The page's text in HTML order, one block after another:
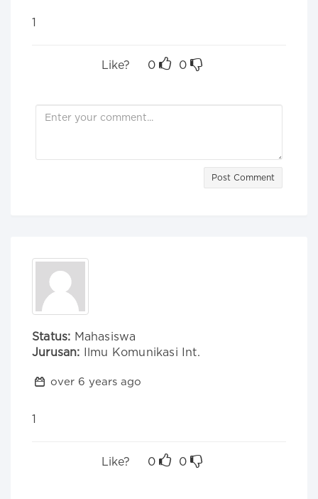
1
Like? 0 0
Post Comment
Status: Mahasiswa
Jurusan: Ilmu Komunikasi Int.
over 6 years ago
1
Like? 0 0